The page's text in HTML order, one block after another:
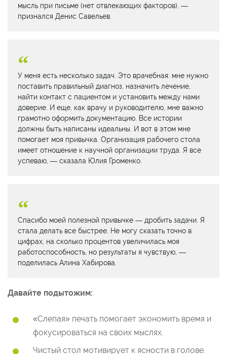
мысль при письме (нет отвлекающих факторов), —
признался Денис Савельев.
У меня есть несколько задач. Это врачебная: мне нужно
поставить правильный диагноз, назначить лечение,
найти контакт с пациентом и установить между нами
доверие. И еще, как врачу и руководителю, мне важно
грамотно оформить документацию. Все истории
должны быть написаны идеальны. И вот в этом мне
помогает моя привычка. Организация рабочего стола
имеет отношение к научной организации труда. Я все
успеваю, — сказала Юлия Громенко.
Спасибо моей полезной привычке — дробить задачи. Я
стала делать все быстрее. Не могу сказать точно в
цифрах, на сколько процентов увеличилась моя
работоспособность, но результаты я чувствую, —
поделилась Алина Хабирова.
Давайте подытожим:
«Слепая» печать помогает экономить время и
фокусироваться на своих мыслях.
Чистый стол мотивирует к ясности в голове.